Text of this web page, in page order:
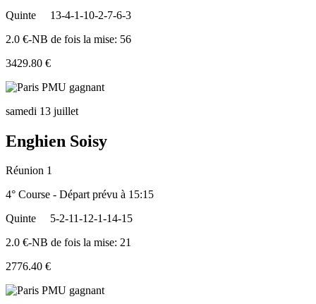
Quinte
13-4-1-10-2-7-6-3
2.0 €-NB de fois la mise: 56
3429.80 €
samedi 13 juillet
Enghien Soisy
Réunion 1
4° Course - Départ prévu à 15:15
Quinte
5-2-11-12-1-14-15
2.0 €-NB de fois la mise: 21
2776.40 €